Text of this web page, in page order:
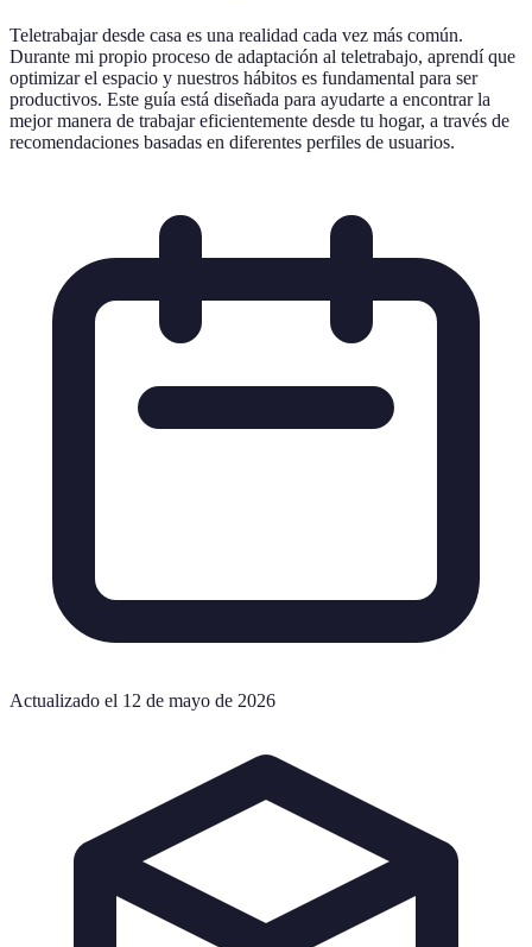
Teletrabajar desde casa es una realidad cada vez más común.
Durante mi propio proceso de adaptación al teletrabajo, aprendí que
optimizar el espacio y nuestros hábitos es fundamental para ser
productivos. Este guía está diseñada para ayudarte a encontrar la
mejor manera de trabajar eficientemente desde tu hogar, a través de
recomendaciones basadas en diferentes perfiles de usuarios.
Actualizado el 12 de mayo de 2026